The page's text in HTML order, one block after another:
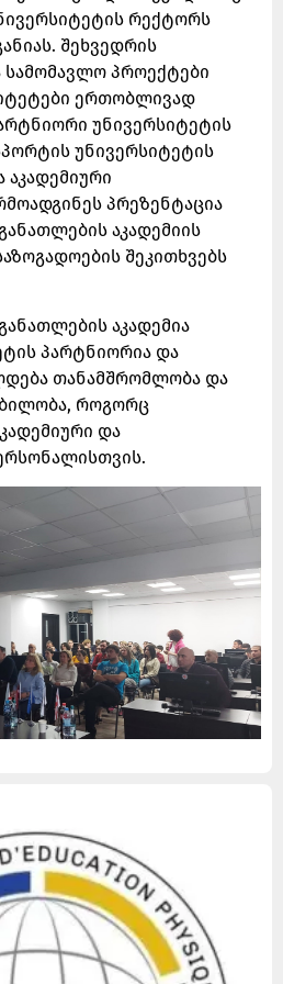
რექტორს
შეხვედრის
სამომავლო პროექტები
ერთობლივად
უნივერსიტეტის
უნივერსიტეტის
პრეზენტაცია
აკადემიის
შეკითხვებს
აკადემია
პარტნიორია და
თანამშრომლობა და
როგორც
და